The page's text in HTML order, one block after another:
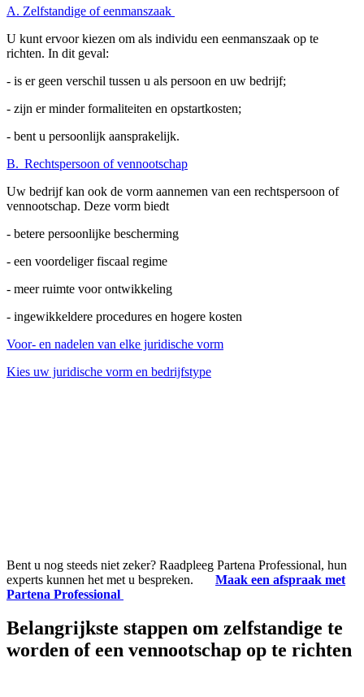
A. Zelfstandige of eenmanszaak
U kunt ervoor kiezen om als individu een eenmanszaak op te
richten. In dit geval:
- is er geen verschil tussen u als persoon en uw bedrijf;
- zijn er minder formaliteiten en opstartkosten;
- bent u persoonlijk aansprakelijk.
B. Rechtspersoon of vennootschap
Uw bedrijf kan ook de vorm aannemen van een rechtspersoon of
vennootschap. Deze vorm biedt
- betere persoonlijke bescherming
- een voordeliger fiscaal regime
- meer ruimte voor ontwikkeling
- ingewikkeldere procedures en hogere kosten
Voor- en nadelen van elke juridische vorm
Kies uw juridische vorm en bedrijfstype
Bent u nog steeds niet zeker? Raadpleeg Partena Professional, hun
experts kunnen het met u bespreken. Maak een afspraak met
Partena Professional
Belangrijkste stappen om zelfstandige te
worden of een vennootschap op te richten